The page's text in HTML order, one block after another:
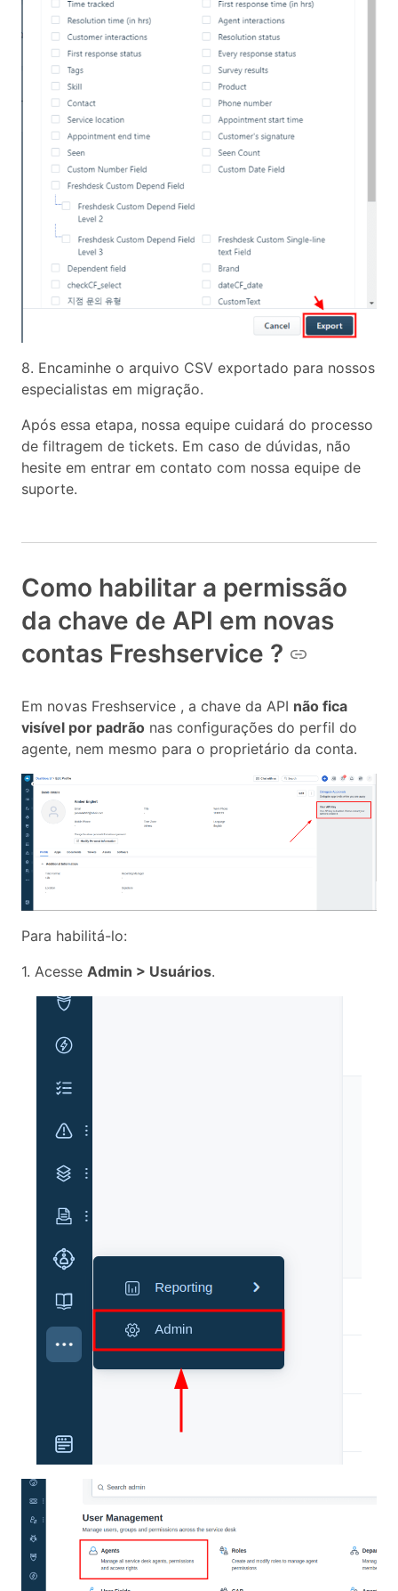
8. Encaminhe o arquivo CSV exportado para nossos
especialistas em migração.
Após essa etapa, nossa equipe cuidará do processo
de filtragem de tickets. Em caso de dúvidas, não
hesite em entrar em contato com nossa equipe de
suporte.
Como habilitar a permissão
da chave de API em novas
contas Freshservice ?
Em novas Freshservice , a chave da API não fica
visível por padrão nas configurações do perfil do
agente, nem mesmo para o proprietário da conta.
Para habilitá-lo:
1. Acesse Admin > Usuários.